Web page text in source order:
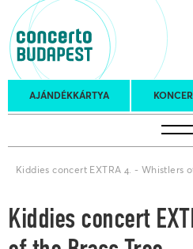
AJÁNDÉKKÁRTYA
Koncertnaptár
turnék
Kiddies concert EXTRA 4. - Whistlers
Kiddies concert